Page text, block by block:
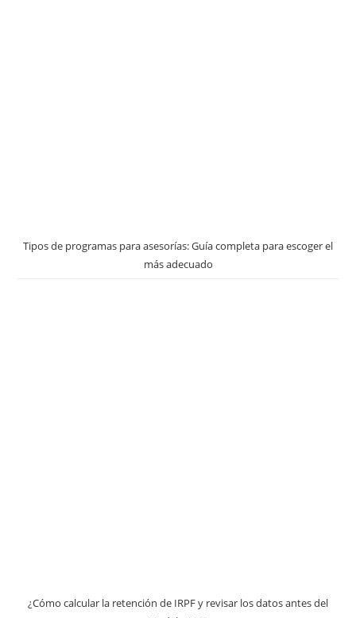
Tipos de programas para asesorías: Guía completa para escoger el
más adecuado
¿Cómo calcular la retención de IRPF y revisar los datos antes del